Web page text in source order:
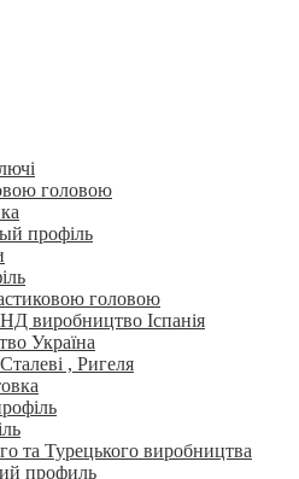
головою
профіль
головою
виробництво Іспанія
Україна
, Ригеля
та Турецького виробництва
профиль